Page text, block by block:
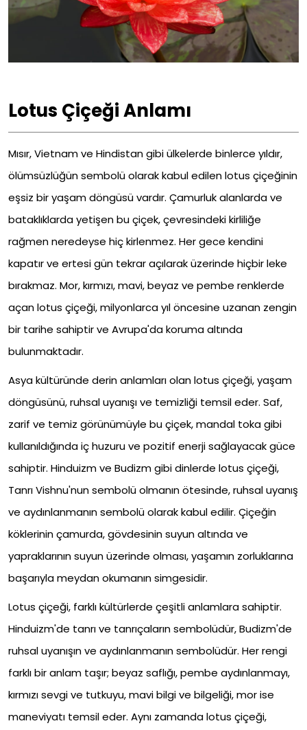
Lotus Çiçeği Anlamı
Mısır, Vietnam ve Hindistan gibi ülkelerde binlerce yıldır,
ölümsüzlüğün sembolü olarak kabul edilen lotus çiçeğinin
eşsiz bir yaşam döngüsü vardır. Çamurluk alanlarda ve
bataklıklarda yetişen bu çiçek, çevresindeki kirliliğe
rağmen neredeyse hiç kirlenmez. Her gece kendini
kapatır ve ertesi gün tekrar açılarak üzerinde hiçbir leke
bırakmaz. Mor, kırmızı, mavi, beyaz ve pembe renklerde
açan lotus çiçeği, milyonlarca yıl öncesine uzanan zengin
bir tarihe sahiptir ve Avrupa'da koruma altında
bulunmaktadır.
Asya kültüründe derin anlamları olan lotus çiçeği, yaşam
döngüsünü, ruhsal uyanışı ve temizliği temsil eder. Saf,
zarif ve temiz görünümüyle bu çiçek, mandal toka gibi
kullanıldığında iç huzuru ve pozitif enerji sağlayacak güce
sahiptir. Hinduizm ve Budizm gibi dinlerde lotus çiçeği,
Tanrı Vishnu'nun sembolü olmanın ötesinde, ruhsal uyanış
ve aydınlanmanın sembolü olarak kabul edilir. Çiçeğin
köklerinin çamurda, gövdesinin suyun altında ve
yapraklarının suyun üzerinde olması, yaşamın zorluklarına
başarıyla meydan okumanın simgesidir.
Lotus çiçeği, farklı kültürlerde çeşitli anlamlara sahiptir.
Hinduizm'de tanrı ve tanrıçaların sembolüdür, Budizm'de
ruhsal uyanışın ve aydınlanmanın sembolüdür. Her rengi
farklı bir anlam taşır; beyaz saflığı, pembe aydınlanmayı,
kırmızı sevgi ve tutkuyu, mavi bilgi ve bilgeliği, mor ise
maneviyatı temsil eder. Aynı zamanda lotus çiçeği,